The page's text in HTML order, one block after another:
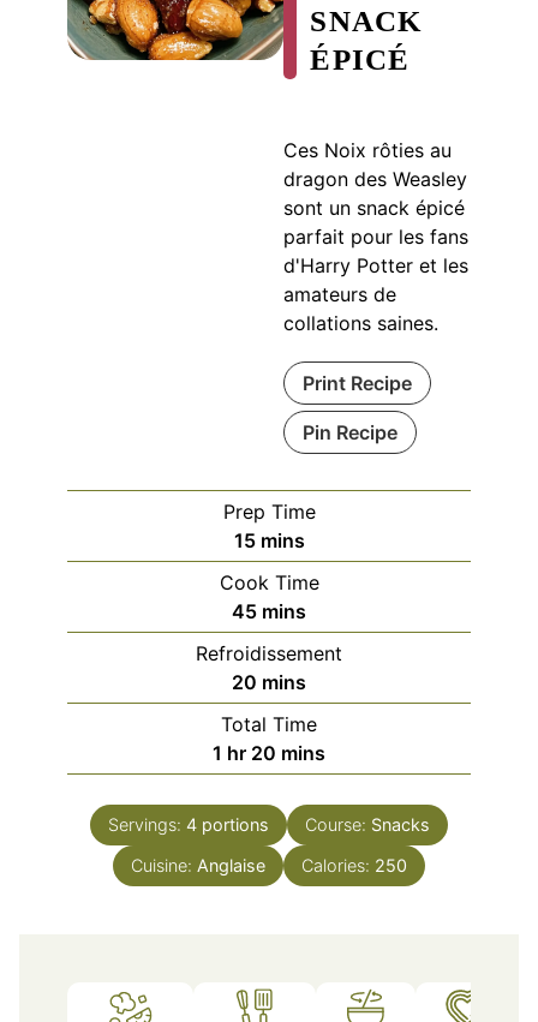
SNACK
ÉPICÉ
Ces Noix rôties au
dragon des Weasley
sont un snack épicé
parfait pour les fans
d'Harry Potter et les
amateurs de
collations saines.
Print Recipe
Pin Recipe
Prep Time
15minutes
mins
Cook Time
45minutes
mins
Refroidissement
20 minutes
mins
Total Time
1 hour
hr 20 minutes
mins
Servings: 4 portions Course: Snacks
Cuisine: Anglaise Calories: 250